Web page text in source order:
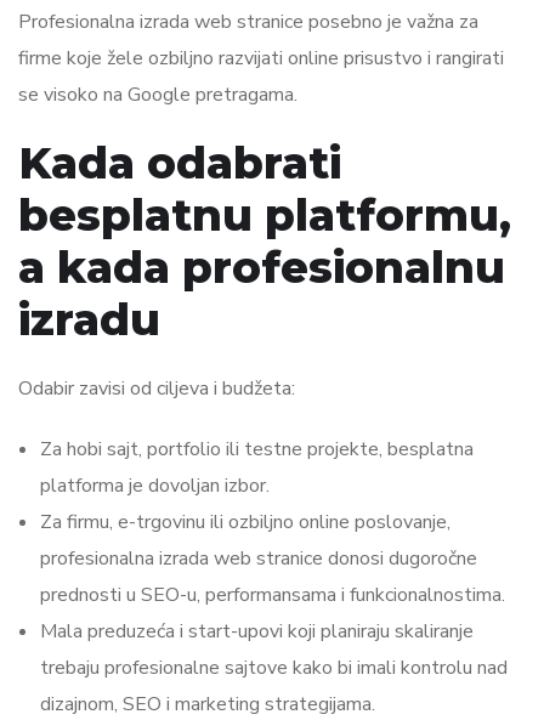
Profesionalna izrada web stranice posebno je važna za
firme koje žele ozbiljno razvijati online prisustvo i rangirati
se visoko na Google pretragama.
Kada odabrati
besplatnu platformu,
a kada profesionalnu
izradu
Odabir zavisi od ciljeva i budžeta:
Za hobi sajt, portfolio ili testne projekte, besplatna
platforma je dovoljan izbor.
Za firmu, e-trgovinu ili ozbiljno online poslovanje,
profesionalna izrada web stranice donosi dugoročne
prednosti u SEO-u, performansama i funkcionalnostima.
Mala preduzeća i start-upovi koji planiraju skaliranje
trebaju profesionalne sajtove kako bi imali kontrolu nad
dizajnom, SEO i marketing strategijama.